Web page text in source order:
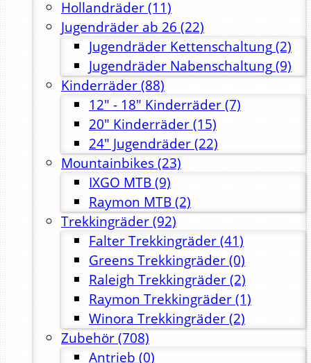
Hollandräder(11)
Jugendräder ab 26 (22)
Jugendräder Kettenschaltung(2)
Jugendräder Nabenschaltung(9)
Kinderräder(88)
12" - 18" Kinderräder(7)
20" Kinderräder(15)
24" Jugendräder(22)
Mountainbikes(23)
IXGO MTB(9)
Raymon MTB(2)
Trekkingräder(92)
Falter Trekkingräder(41)
Greens Trekkingräder(0)
Raleigh Trekkingräder(2)
Raymon Trekkingräder(1)
Winora Trekkingräder(2)
Zubehör(708)
Antrieb (0)